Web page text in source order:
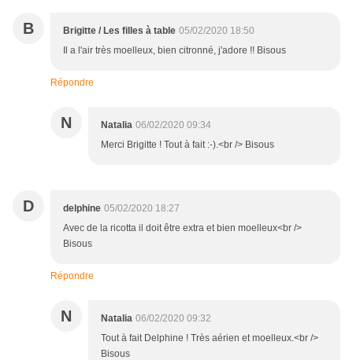
B Brigitte / Les filles à table 05/02/2020 18:50
Il a l'air très moelleux, bien citronné, j'adore !! Bisous
Répondre
N Natalia 06/02/2020 09:34
Merci Brigitte ! Tout à fait :-).<br /> Bisous
D delphine 05/02/2020 18:27
Avec de la ricotta il doit être extra et bien moelleux<br />
Bisous
Répondre
N Natalia 06/02/2020 09:32
Tout à fait Delphine ! Très aérien et moelleux.<br />
Bisous